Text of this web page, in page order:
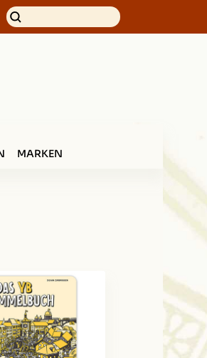
MARKEN